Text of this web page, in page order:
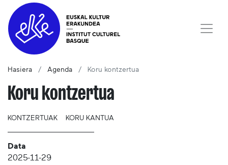
Hasiera Agenda Koru kontzertua
Koru kontzertua
KONTZERTUAK KORU KANTUA
Data
2025-11-29